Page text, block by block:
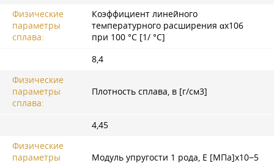
Физические
параметры
сплава:
Коэффициент линейного
температурного расширения αx106
при 100 °C [1/ °С]
8,4
Физические
параметры
сплава:
Плотность сплава, в [г/см3]
4,45
Физические
параметры
Модуль упругости 1 рода, Е [МПа]x10−5